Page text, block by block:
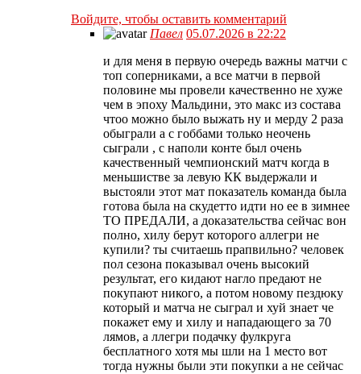
Войдите, чтобы оставить комментарий
Павел 05.07.2026 в 22:22
и для меня в первую очередь важны матчи с
топ соперниками, а все матчи в первой
половине мы провели качественно не хуже
чем в эпоху Мальдини, это макс из состава
чтоо можно было выжать ну и мерду 2 раза
обыграли а с гоббами только неочень
сыграли , с наполи конте был очень
качественный чемпионский матч когда в
меньшистве за левую КК выдержали и
выстояли этот мат показатель команда была
готова была на скудетто идти но ее в зимнее
ТО ПРЕДАЛИ, а доказательства сейчас вон
полно, хилу берут которого аллегри не
купили? ты считаешь прапвильно? человек
пол сезона показывал очень высокий
результат, его кидают нагло предают не
покупают никого, а потом новому пездюку
который и матча не сыграл и хуй знает че
покажет ему и хилу и нападающего за 70
лямов, а ллегри подачку фулкруга
бесплатного хотя мы шли на 1 место вот
тогда нужны были эти покупки а не сейчас